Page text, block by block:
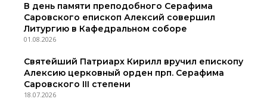
В день памяти преподобного Серафима
Саровского епископ Алексий совершил
Литургию в Кафедральном соборе
01.08.2026
Святейший Патриарх Кирилл вручил епископу
Алексию церковный орден прп. Серафима
Саровского III степени
18.07.2026